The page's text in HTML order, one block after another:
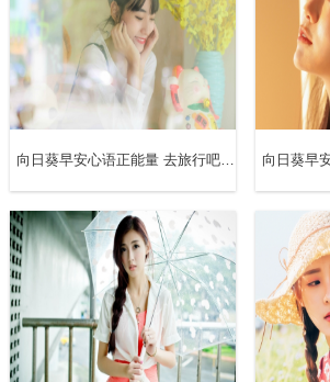
向日葵早安心语正能量 去旅行吧，见的世面多了，你会发现原来在意的那些结根本算不了什么